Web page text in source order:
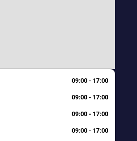
09:00 - 17:00
09:00 - 17:00
09:00 - 17:00
09:00 - 17:00